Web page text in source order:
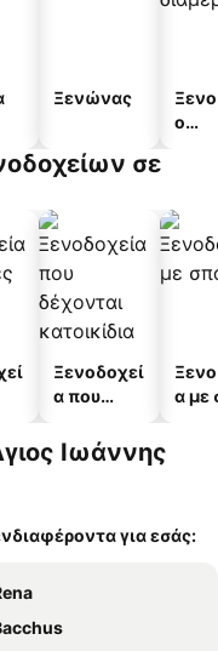
Ξενώνας
ο
σε
Ξενοδοχεί
α που
κατοικίδι
α με
Ιωάννης
για εσάς: